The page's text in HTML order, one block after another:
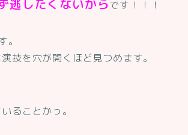
逃したくないからです！！！
技を穴が開くほど見つめます。
ることかっ。